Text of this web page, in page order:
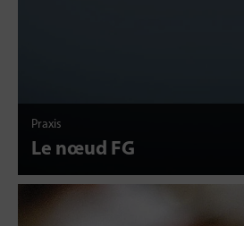
Praxis
Le nœud FG